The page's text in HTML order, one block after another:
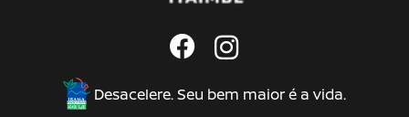
Desacelere. Seu bem maior é a vida.